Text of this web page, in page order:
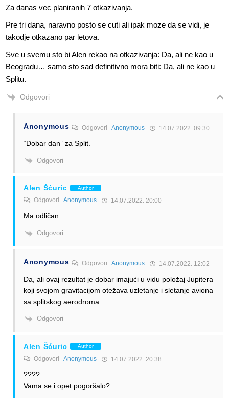
Za danas vec planiranih 7 otkazivanja.
Pre tri dana, naravno posto se cuti ali ipak moze da se vidi, je
takodje otkazano par letova.
Sve u svemu sto bi Alen rekao na otkazivanja: Da, ali ne kao u
Beogradu… samo sto sad definitivno mora biti: Da, ali ne kao u
Splitu.
Odgovori
Anonymous OdgovoriAnonymous 14.07.2022. 09:30
“Dobar dan” za Split.
Odgovori
Alen Šćuric Author
Odgovori Anonymous 14.07.2022. 20:00
Ma odličan.
Odgovori
Anonymous OdgovoriAnonymous 14.07.2022. 12:02
Da, ali ovaj rezultat je dobar imajući u vidu položaj Jupitera
koji svojom gravitacijom otežava uzletanje i sletanje aviona
sa splitskog aerodroma
Odgovori
Alen Šćuric Author
Odgovori Anonymous 14.07.2022. 20:38
????
Vama se i opet pogoršalo?